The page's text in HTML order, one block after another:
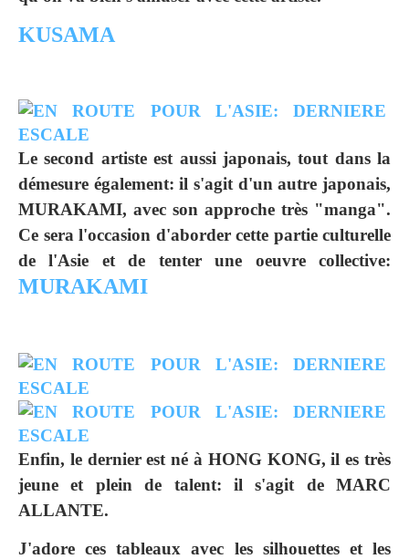
KUSAMA
Le second artiste est aussi japonais, tout dans la
démesure également: il s'agit d'un autre japonais,
MURAKAMI, avec son approche très "manga".
Ce sera l'occasion d'aborder cette partie culturelle
de l'Asie et de tenter une oeuvre collective:
MURAKAMI
Enfin, le dernier est né à HONG KONG, il es très
jeune et plein de talent: il s'agit de MARC
ALLANTE.
J'adore ces tableaux avec les silhouettes et les